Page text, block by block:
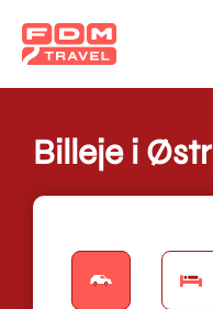
hovedindhold
Billeje i